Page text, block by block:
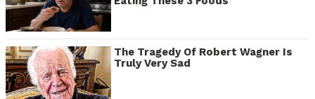
The Tragedy Of Robert Wagner Is
Truly Very Sad